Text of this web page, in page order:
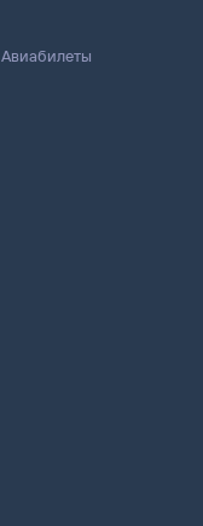
Авиабилеты